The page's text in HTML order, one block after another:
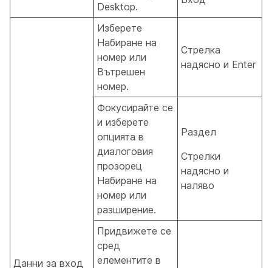
Desktop.
Данни за вход
Изберете
Набиране на
номер или
Вътрешен
номер.
Стрелка
надясно и Enter
Фокусирайте се
и изберете
опцията в
диалоговия
прозорец
Набиране на
номер или
разширение.
Раздел
Стрелки
надясно и
наляво
Придвижете се
сред
елементите в